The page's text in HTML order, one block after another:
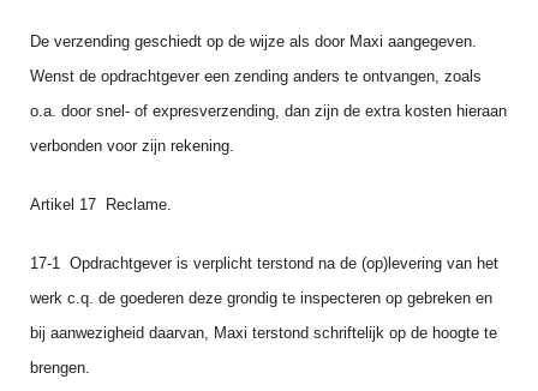
De verzending geschiedt op de wijze als door Maxi aangegeven.
Wenst de opdrachtge­ver een zending anders te ontvangen, zoals
o.a. door snel- of expresverzending, dan zijn de extra kosten hieraan
verbonden voor zijn rekening.
Artikel 17 Reclame.
17‑1 Opdrachtgever is verplicht terstond na de (op)levering van het
werk c.q. de goederen deze grondig te inspecteren op gebreken en
bij aanwezigheid daarvan, Maxi terstond schriftelijk op de hoogte te
brengen.